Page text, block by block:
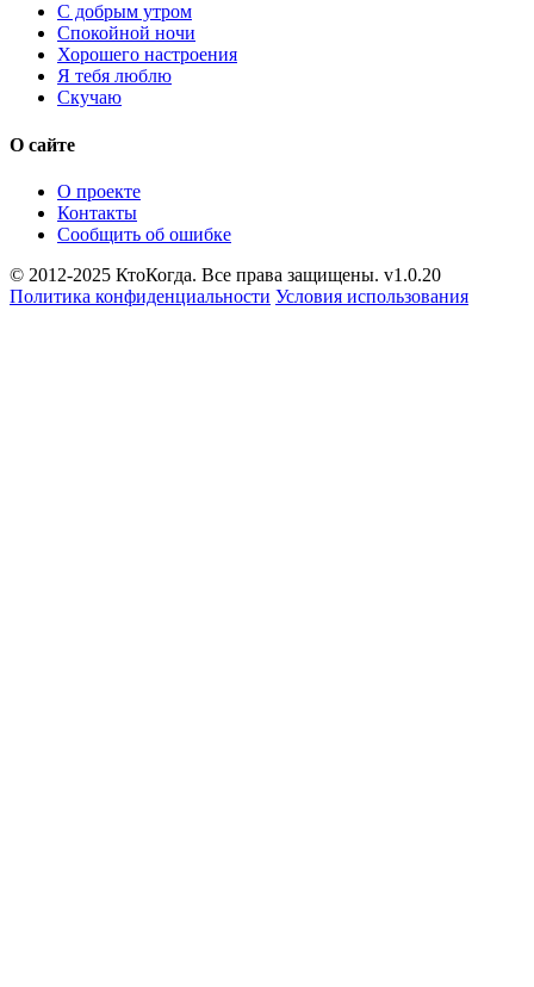
С добрым утром
Спокойной ночи
Хорошего настроения
Я тебя люблю
Скучаю
О сайте
О проекте
Контакты
Сообщить об ошибке
© 2012-2025 КтоКогда. Все права защищены. v1.0.20
Политика конфиденциальности Условия использования